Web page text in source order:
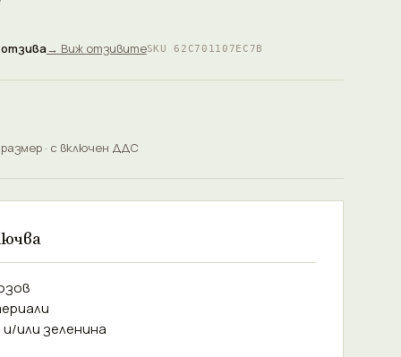
отзива→ Виж отзивитеSKU 62C701107EC7B
· с включен ДДС
и/или зеленина